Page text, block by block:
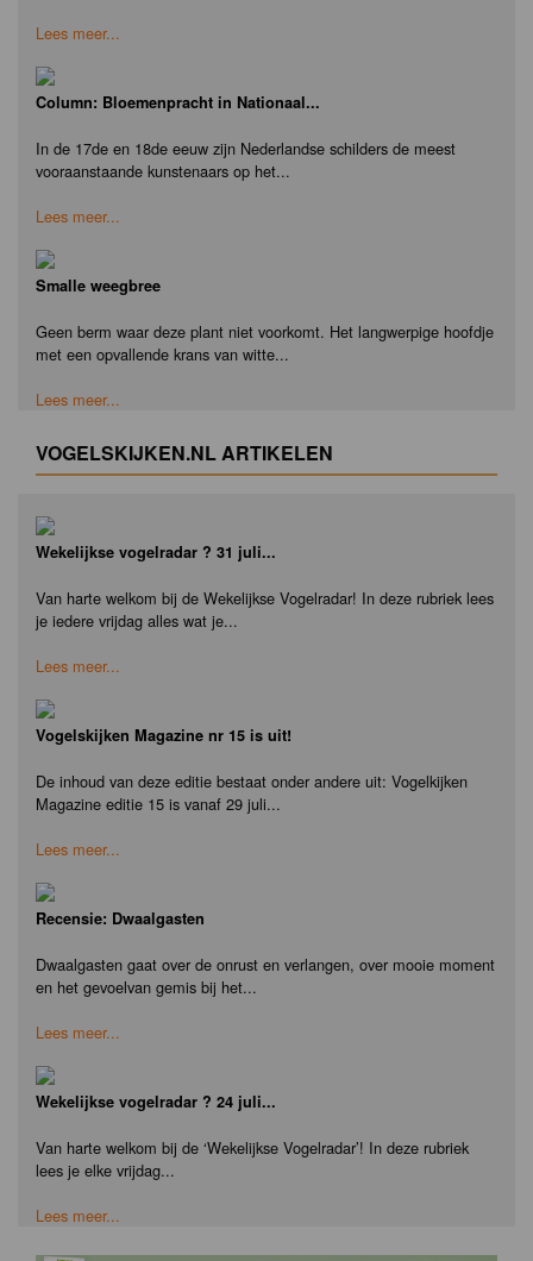
Lees meer...
Column: Bloemenpracht in Nationaal...
In de 17de en 18de eeuw zijn Nederlandse schilders de meest
vooraanstaande kunstenaars op het...
Lees meer...
Smalle weegbree
Geen berm waar deze plant niet voorkomt. Het langwerpige hoofdje
met een opvallende krans van witte...
Lees meer...
VOGELSKIJKEN.NL ARTIKELEN
Wekelijkse vogelradar ? 31 juli...
Van harte welkom bij de Wekelijkse Vogelradar! In deze rubriek lees
je iedere vrijdag alles wat je...
Lees meer...
Vogelskijken Magazine nr 15 is uit!
De inhoud van deze editie bestaat onder andere uit: Vogelkijken
Magazine editie 15 is vanaf 29 juli...
Lees meer...
Recensie: Dwaalgasten
Dwaalgasten gaat over de onrust en verlangen, over mooie moment
en het gevoelvan gemis bij het...
Lees meer...
Wekelijkse vogelradar ? 24 juli...
Van harte welkom bij de ‘Wekelijkse Vogelradar’! In deze rubriek
lees je elke vrijdag...
Lees meer...